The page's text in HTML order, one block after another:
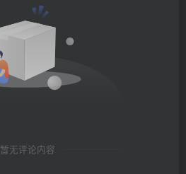
暂无评论内容